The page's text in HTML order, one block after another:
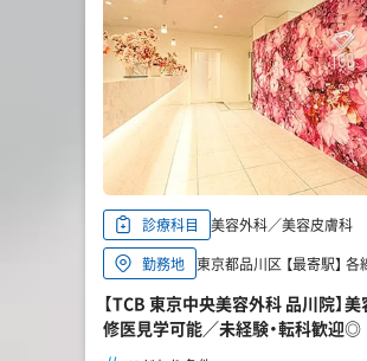
診療科目
美容外科／美容皮膚科
勤務地 東京都品川区 【最寄駅】
【TCB 東京中央美容外科 品川院】
修医見学可能／未経験・転科歓迎◎